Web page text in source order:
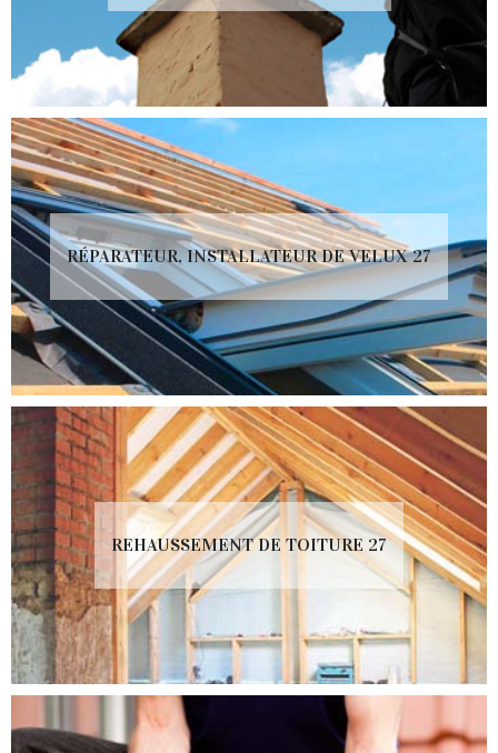
RÉPARATEUR, INSTALLATEUR DE VELUX 27
REHAUSSEMENT DE TOITURE 27